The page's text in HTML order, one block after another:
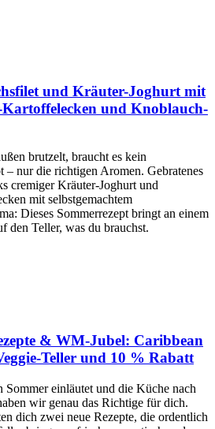
und Kräuter-Joghurt mit
und Knoblauch-
brutzelt, braucht es kein
– nur die richtigen Aromen. Gebratenes
cremiger Kräuter-Joghurt und
mit selbstgemachtem
Dieses Sommerrezept bringt an einem
den Teller, was du brauchst.
& WM-Jubel: Caribbean
Teller und 10 % Rabatt
Sommer einläutet und die Küche nach
wir genau das Richtige für dich.
dich zwei neue Rezepte, die ordentlich